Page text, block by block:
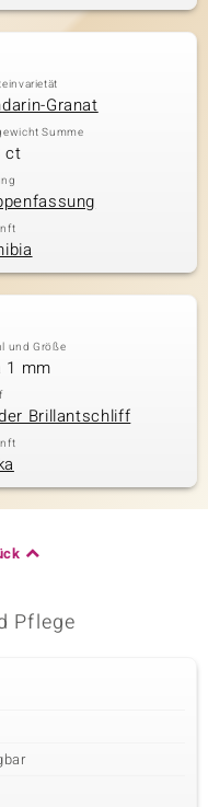
Granat
Summe
ct
und Größe
1 mm
Brillantschliff
Pflege